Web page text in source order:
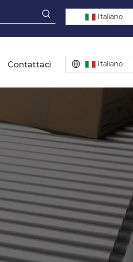
Italiano
Contattaci Italiano